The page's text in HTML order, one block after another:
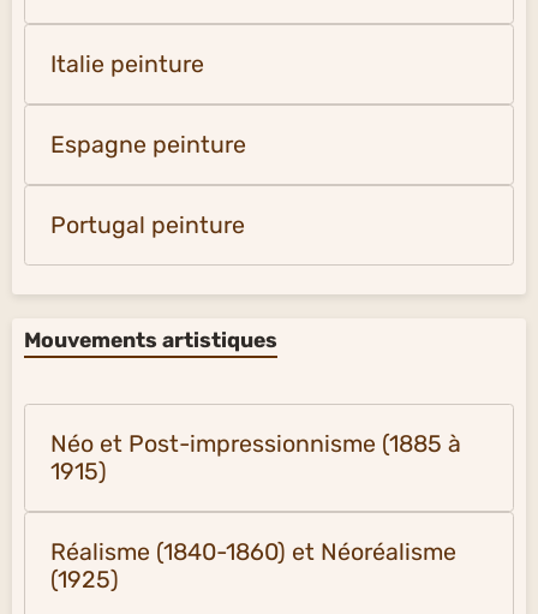
Italie peinture
Espagne peinture
Portugal peinture
Mouvements artistiques
Néo et Post-impressionnisme (1885 à
1915)
Réalisme (1840-1860) et Néoréalisme
(1925)